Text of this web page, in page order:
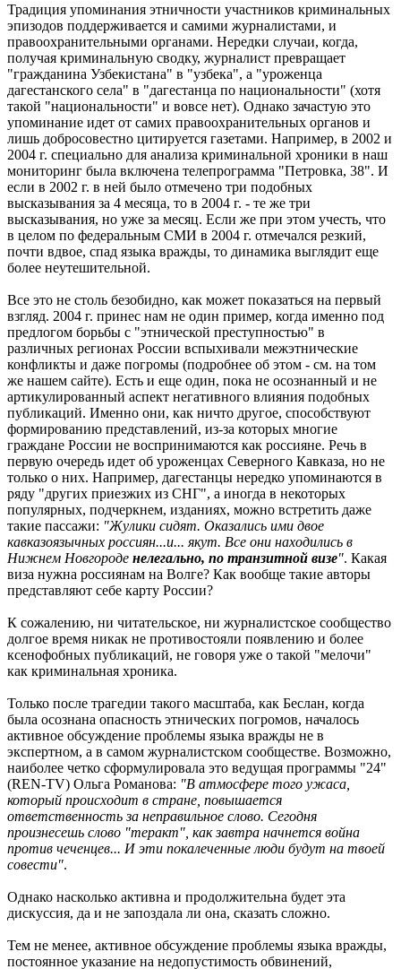
Традиция упоминания этничности участников криминальных
эпизодов поддерживается и самими журналистами, и
правоохранительными органами. Нередки случаи, когда,
получая криминальную сводку, журналист превращает
"гражданина Узбекистана" в "узбека", а "уроженца
дагестанского села" в "дагестанца по национальности" (хотя
такой "национальности" и вовсе нет). Однако зачастую это
упоминание идет от самих правоохранительных органов и
лишь добросовестно цитируется газетами. Например, в 2002 и
2004 г. специально для анализа криминальной хроники в наш
мониторинг была включена телепрограмма "Петровка, 38". И
если в 2002 г. в ней было отмечено три подобных
высказывания за 4 месяца, то в 2004 г. - те же три
высказывания, но уже за месяц. Если же при этом учесть, что
в целом по федеральным СМИ в 2004 г. отмечался резкий,
почти вдвое, спад языка вражды, то динамика выглядит еще
более неутешительной.
Все это не столь безобидно, как может показаться на первый
взгляд. 2004 г. принес нам не один пример, когда именно под
предлогом борьбы с "этнической преступностью" в
различных регионах России вспыхивали межэтнические
конфликты и даже погромы (подробнее об этом - см. на том
же нашем сайте). Есть и еще один, пока не осознанный и не
артикулированный аспект негативного влияния подобных
публикаций. Именно они, как ничто другое, способствуют
формированию представлений, из-за которых многие
граждане России не воспринимаются как россияне. Речь в
первую очередь идет об уроженцах Северного Кавказа, но не
только о них. Например, дагестанцы нередко упоминаются в
ряду "других приезжих из СНГ", а иногда в некоторых
популярных, подчеркнем, изданиях, можно встретить даже
такие пассажи: "Жулики сидят. Оказались ими двое
кавказоязычных россиян...и... якут. Все они находились в
Нижнем Новгороде нелегально, по транзитной визе". Какая
виза нужна россиянам на Волге? Как вообще такие авторы
представляют себе карту России?
К сожалению, ни читательское, ни журналистское сообщество
долгое время никак не противостояли появлению и более
ксенофобных публикаций, не говоря уже о такой "мелочи"
как криминальная хроника.
Только после трагедии такого масштаба, как Беслан, когда
была осознана опасность этнических погромов, началось
активное обсуждение проблемы языка вражды не в
экспертном, а в самом журналистском сообществе. Возможно,
наиболее четко сформулировала это ведущая программы "24"
(REN-TV) Ольга Романова: "В атмосфере того ужаса,
который происходит в стране, повышается
ответственность за неправильное слово. Сегодня
произнесешь слово "теракт", как завтра начнется война
против чеченцев... И эти покалеченные люди будут на твоей
совести".
Однако насколько активна и продолжительна будет эта
дискуссия, да и не запоздала ли она, сказать сложно.
Тем не менее, активное обсуждение проблемы языка вражды,
постоянное указание на недопустимость обвинений,